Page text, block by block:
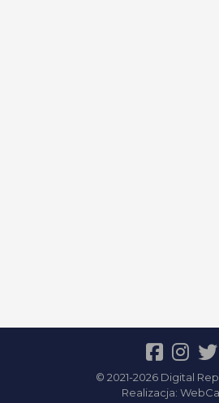
© 2021-2026 Digital Rep
Realizacja: